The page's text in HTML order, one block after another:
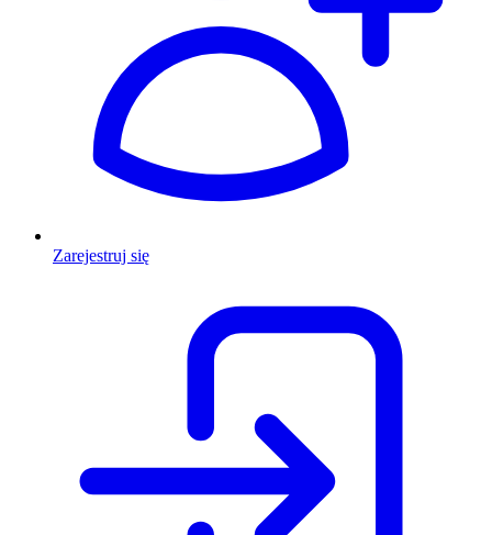
Zarejestruj się